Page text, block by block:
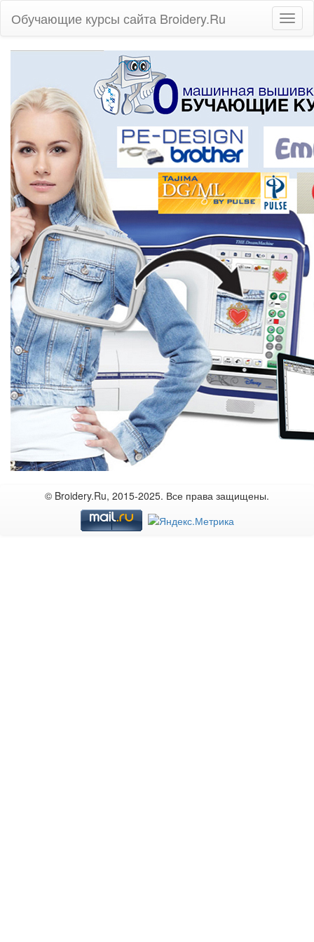
Обучающие курсы сайта Broidery.Ru
© Broidery.Ru, 2015-2025. Все права защищены.